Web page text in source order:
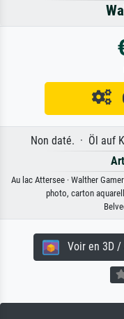
Non daté. · Öl auf
Au lac Attersee · Walther
photo, carton
Voir en 3D /